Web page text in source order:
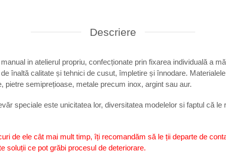
Descriere
in atelierul propriu, confecționate prin fixarea individuală a
înaltă calitate și tehnici de cusut, împletire și înnodare.
pietre semiprețioase, metale precum inox, argint sau aur.
speciale este unicitatea lor, diversitatea modelelor si faptul că le
de ele cât mai mult timp, îți recomandăm să le ții departe de
soluții ce pot grăbi procesul de deteriorare.